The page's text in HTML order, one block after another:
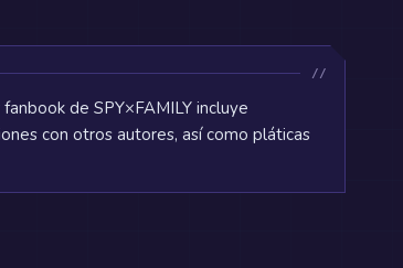
de SPY×FAMILY incluye
con otros autores, así como pláticas